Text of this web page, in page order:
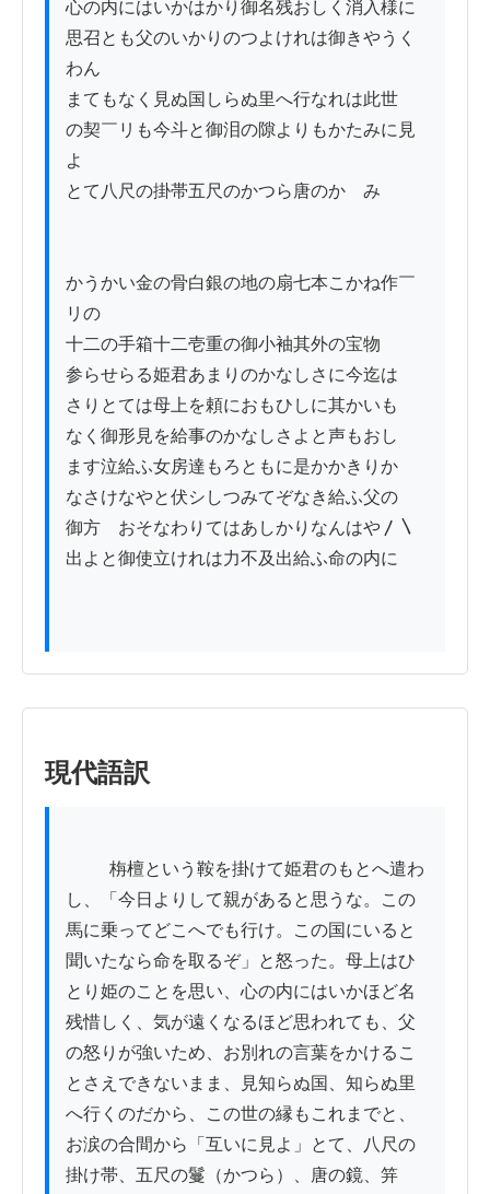
心の内にはいかはかり御名残おしく消入様に
思召とも父のいかりのつよけれは御きやうく
わん
まてもなく見ぬ国しらぬ里へ行なれは此世
の契￣リも今斗と御泪の隙よりもかたみに見
よ
とて八尺の掛帯五尺のかつら唐のかゝみ
かうかい金の骨白銀の地の扇七本こかね作￣
リの
十二の手箱十二壱重の御小袖其外の宝物
参らせらる姫君あまりのかなしさに今迄は
さりとては母上を頼におもひしに其かいも
なく御形見を給事のかなしさよと声もおし
ます泣給ふ女房達もろともに是かかきりか
なさけなやと伏シしつみてぞなき給ふ父の
御方ゟおそなわりてはあしかりなんはや〳〵
出よと御使立けれは力不及出給ふ命の内に
現代語訳
し、「今日よりして親があると思うな。この
馬に乗ってどこへでも行け。この国にいると
聞いたなら命を取るぞ」と怒った。母上はひ
とり姫のことを思い、心の内にはいかほど名
残惜しく、気が遠くなるほど思われても、父
の怒りが強いため、お別れの言葉をかけるこ
とさえできないまま、見知らぬ国、知らぬ里
へ行くのだから、この世の縁もこれまでと、
お涙の合間から「互いに見よ」とて、八尺の
掛け帯、五尺の鬘（かつら）、唐の鏡、笄